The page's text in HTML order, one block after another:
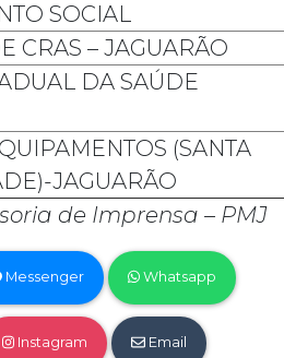
SOCIAL
CRAS – JAGUARÃO
DA SAÚDE
(SANTA
JAGUARÃO
de Imprensa – PMJ
Messenger Whatsapp
Instagram Email